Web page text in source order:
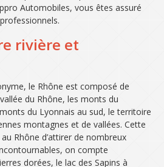
Automobiles, vous êtes assuré
rivière et
le Rhône est composé de
du Rhône, les monts du
du Lyonnais au sud, le territoire
montagnes et de vallées. Cette
Rhône d’attirer de nombreux
on compte
dorées, le lac des Sapins à